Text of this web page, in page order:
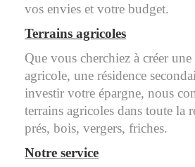
vos envies et votre budget.
Terrains agricoles
Que vous cherchiez à créer
agricole, une résidence
investir votre épargne, nous
terrains agricoles dans toute la
prés, bois, vergers, friches.
Notre service